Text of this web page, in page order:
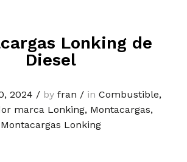
Lonking de
Diesel
2024 / by fran / in Combustible,
marca Lonking, Montacargas,
Montacargas Lonking